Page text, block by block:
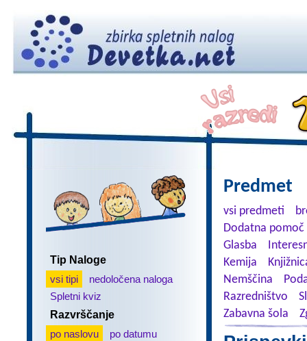
Tip Naloge
vsi tipi
nedoločena naloga
Spletni kviz
Razvrščanje
po naslovu
po datumu
Predmet
vsi predmeti
Dodatna
Glasba
Kemija
Nemščina
Razredništvo
Zabavna šola